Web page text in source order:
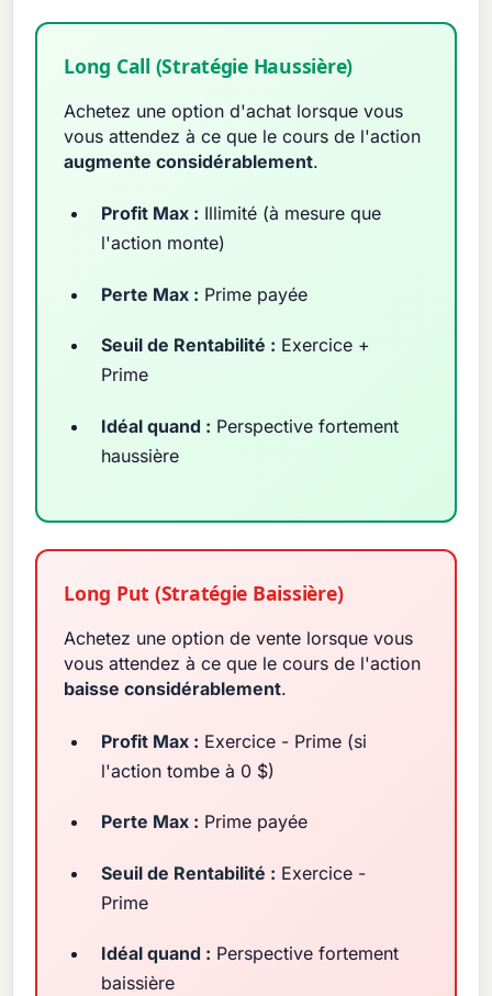
Long Call (Stratégie Haussière)
Achetez une option d'achat lorsque vous
vous attendez à ce que le cours de l'action
augmente considérablement.
Profit Max : Illimité (à mesure que
l'action monte)
Perte Max : Prime payée
Seuil de Rentabilité : Exercice +
Prime
Idéal quand : Perspective fortement
haussière
Long Put (Stratégie Baissière)
Achetez une option de vente lorsque vous
vous attendez à ce que le cours de l'action
baisse considérablement.
Profit Max : Exercice - Prime (si
l'action tombe à 0 $)
Perte Max : Prime payée
Seuil de Rentabilité : Exercice -
Prime
Idéal quand : Perspective fortement
baissière